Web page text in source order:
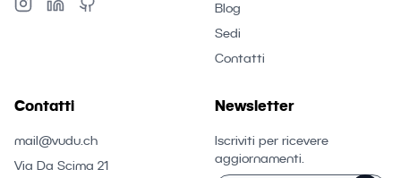
Blog
Sedi
Contatti
Contatti
mail@vudu.ch
Via Da Scima 21
Newsletter
Iscriviti per ricevere
aggiornamenti.